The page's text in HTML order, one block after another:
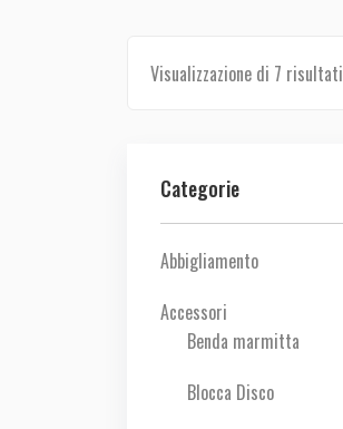
Visualizzazione di 7 risultati
Categorie
Abbigliamento
Accessori
Benda marmitta
Blocca Disco